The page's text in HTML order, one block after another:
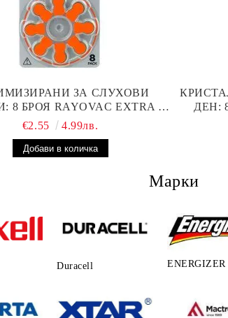
ЗА СЛУХОВИ
8 БРОЯ RAYOVAC EXTRA 13
БАТЕРИИ С ВИСОКА
€2.55 4.99лв.
ДЕН:
Марки
Duracell
ENERGIZER